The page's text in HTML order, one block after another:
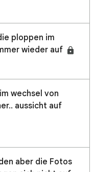
ploppen im
wieder auf
wechsel von
aussicht auf
aber die Fotos